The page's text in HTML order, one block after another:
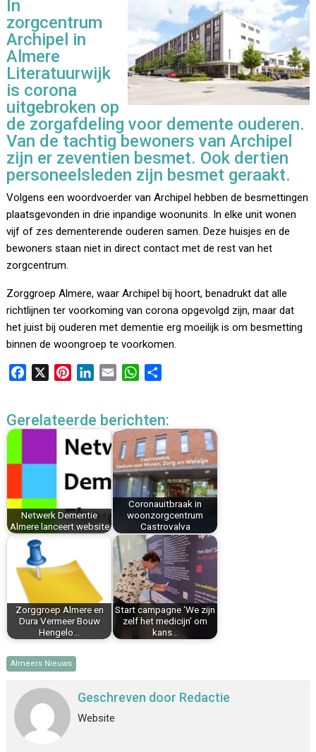
In
zorgcentrum
Archipel in
Almere
Literatuurwijk
is corona
uitgebroken op
de zorgafdeling voor demente ouderen.
Van de tachtig bewoners van Archipel
zijn er zeventien besmet. Ook dertien
personeelsleden zijn besmet geraakt.
Volgens een woordvoerder van Archipel hebben de besmettingen
plaatsgevonden in drie inpandige woonunits. In elke unit wonen
vijf of zes dementerende ouderen samen. Deze huisjes en de
bewoners staan niet in direct contact met de rest van het
zorgcentrum.
Zorggroep Almere, waar Archipel bij hoort, benadrukt dat alle
richtlijnen ter voorkoming van corona opgevolgd zijn, maar dat
het juist bij ouderen met dementie erg moeilijk is om besmetting
binnen de woongroep te voorkomen.
e
t
e
r
e
s
t
k
e
d
I
n
i
l
W
t
s
A
p
p
e
n
Gerelateerde berichten:
Netwerk Dementie
Almere lanceert website
Coronauitbraak in
woonzorgcentrum
Castrovalva
Zorggroep Almere en
Dura Vermeer Bouw
Hengelo…
Start campagne ‘We zijn
zelf het medicijn’ om
kans…
Almeers Nieuws
Geschreven door Redactie
Website